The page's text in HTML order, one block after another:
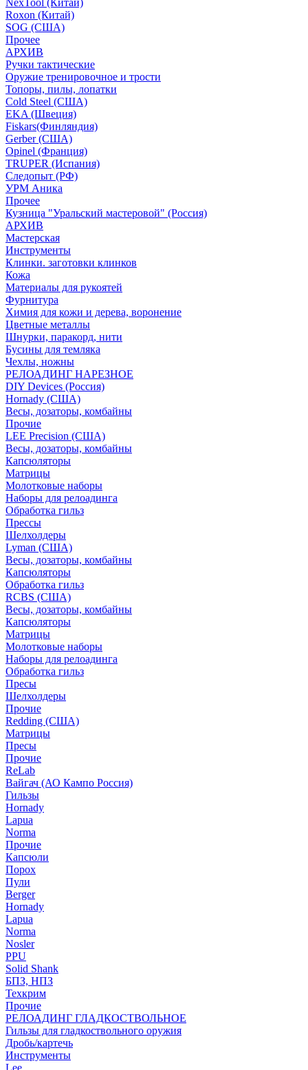
NexTool (Китай)
Roxon (Китай)
SOG (США)
Прочее
АРХИВ
Ручки тактические
Оружие тренировочное и трости
Топоры, пилы, лопатки
Cold Steel (США)
EKA (Швеция)
Fiskars(Финляндия)
Gerber (США)
Opinel (Франция)
TRUPER (Испания)
Следопыт (РФ)
УРМ Аника
Прочее
Кузница "Уральский мастеровой" (Россия)
АРХИВ
Мастерская
Инструменты
Клинки. заготовки клинков
Кожа
Материалы для рукоятей
Фурнитура
Химия для кожи и дерева, воронение
Цветные металлы
Шнурки, паракорд, нити
Бусины для темляка
Чехлы, ножны
РЕЛОАДИНГ НАРЕЗНОЕ
DIY Devices (Россия)
Hornady (США)
Весы, дозаторы, комбайны
Прочие
LEE Precision (США)
Весы, дозаторы, комбайны
Капсюляторы
Матрицы
Молотковые наборы
Наборы для релоадинга
Обработка гильз
Преcсы
Шелхолдеры
Lyman (США)
Весы, дозаторы, комбайны
Капсюляторы
Обработка гильз
RCBS (США)
Весы, дозаторы, комбайны
Капсюляторы
Матрицы
Молотковые наборы
Наборы для релоадинга
Обработка гильз
Пресы
Шелхолдеры
Прочие
Redding (США)
Матрицы
Пресы
Прочие
ReLab
Вайгач (АО Кампо Россия)
Гильзы
Hornady
Lapua
Norma
Прочие
Капсюли
Порох
Пули
Berger
Hornady
Lapua
Norma
Nosler
PPU
Solid Shank
БПЗ, НПЗ
Техкрим
Прочие
РЕЛОАДИНГ ГЛАДКОСТВОЛЬНОЕ
Гильзы для гладкоствольного оружия
Дробь/картечь
Инструменты
Lee